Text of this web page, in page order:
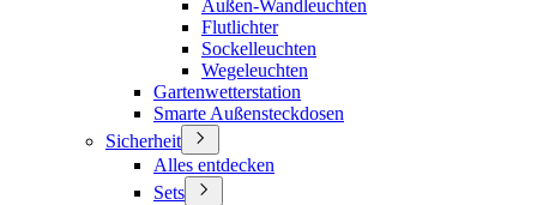
Außen-Wandleuchten
Flutlichter
Sockelleuchten
Wegeleuchten
Gartenwetterstation
Smarte Außensteckdosen
Sicherheit
Alles entdecken
Sets